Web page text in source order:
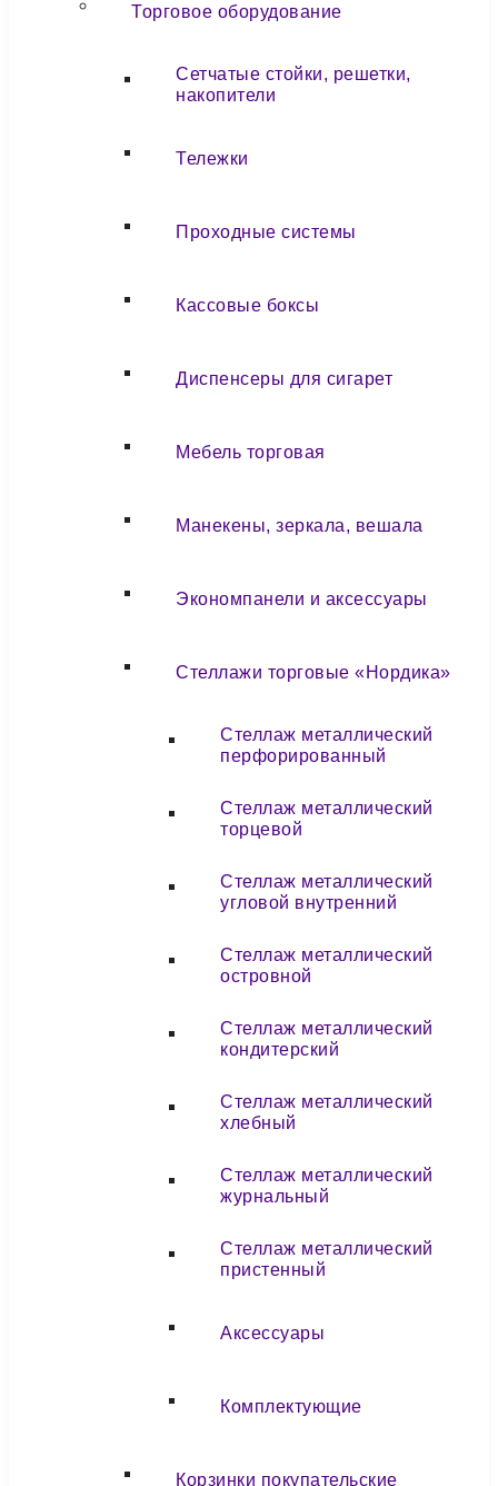
Торговое оборудование
Сетчатые стойки, решетки,
накопители
Тележки
Проходные системы
Кассовые боксы
Диспенсеры для сигарет
Мебель торговая
Манекены, зеркала, вешала
Экономпанели и аксессуары
Стеллажи торговые «Нордика»
Стеллаж металлический
перфорированный
Стеллаж металлический
торцевой
Стеллаж металлический
угловой внутренний
Стеллаж металлический
островной
Стеллаж металлический
кондитерский
Стеллаж металлический
хлебный
Стеллаж металлический
журнальный
Стеллаж металлический
пристенный
Аксессуары
Комплектующие
Корзинки покупательские